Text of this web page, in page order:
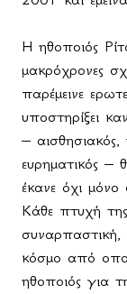
Η ηθοποιός
μακρόχρονες
παρέμεινε
υποστηρίξει
–
ευρηματικός
έκανε όχι
Κάθε πτυχή
συναρπαστική,
κόσμο από
ηθοποιός για